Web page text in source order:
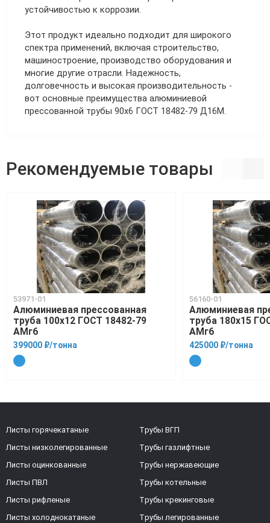
устойчивостью к коррозии.
Этот продукт идеально подходит для широкого
спектра применений, включая строительство,
машиностроение, производство оборудования и
многие другие отрасли. Надежность,
долговечность и высокая производительность -
вот основные преимущества алюминиевой
прессованной трубы 90х6 ГОСТ 18482-79 Д16М.
Рекомендуемые товары
53971-01
Алюминиевая прессованная
труба 100х12 ГОСТ 18482-79
АМг6
399000 ₽/тонна
56160-01
Алюминиевая
труба 180х15
АМг6
425000 ₽/тонна
Листы горячекатаные
Листы низколегированные
Листы оцинкованные
Листы ПВЛ
Листы рифленые
Листы холоднокатаные
Трубы ВГП
Трубы газлифтные
Трубы нержавеющие
Трубы котельные
Трубы крекинговые
Трубы легированные